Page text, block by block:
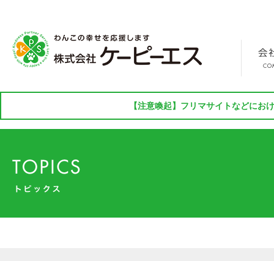
【注意喚起】フリマサイトなどにお